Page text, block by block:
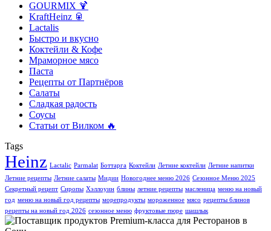
GOURMIX 🍹
KraftHeinz 🥫
Lactalis
Быстро и вкусно
Коктейли & Кофе
Мраморное мясо
Паста
Рецепты от Партнёров
Салаты
Сладкая радость
Соусы
Статьи от Вилком 🔥
Tags
Heinz Lactalic Parmalat Боттарга Коктейли Летние коктейли Летние напитки
Летние рецепты Летние салаты Мидии Новогоднее меню 2026 Сезонное Меню 2025
Секретный рецепт Сиропы Хэллоуин блины летние рецепты масленица меню на новый
год меню на новый год рецепты морепродукты мороженное мясо рецепты блинов
рецепты на новый год 2026 сезонное меню фруктовые пюре шашлык